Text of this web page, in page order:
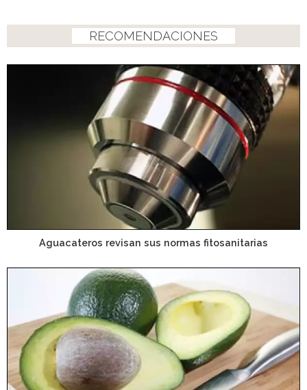
RECOMENDACIONES
Aguacateros revisan sus normas fitosanitarias